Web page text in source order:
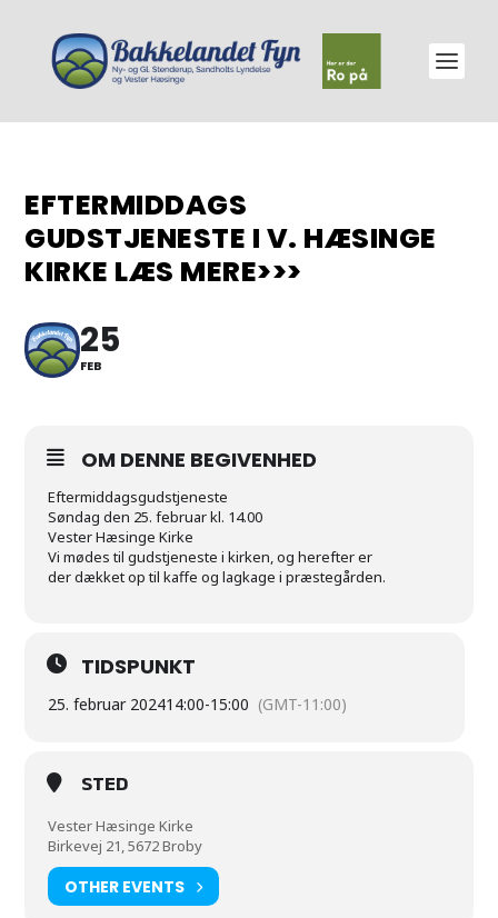
EFTERMIDDAGS
GUDSTJENESTE I V. HÆSINGE
KIRKE LÆS MERE>>>
25
FEB
OM DENNE BEGIVENHED
Eftermiddagsgudstjeneste
Søndag den 25. februar kl. 14.00
Vester Hæsinge Kirke
Vi mødes til gudstjeneste i kirken, og herefter er
der dækket op til kaffe og lagkage i præstegården.
TIDSPUNKT
25. februar 202414:00-15:00 (GMT-11:00)
STED
Vester Hæsinge Kirke
Birkevej 21, 5672 Broby
OTHER EVENTS